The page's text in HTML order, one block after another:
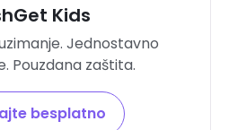
Kids
Jednostavno
Pouzdana zaštita.
besplatno